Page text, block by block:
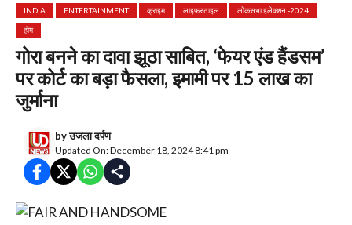
INDIA ENTERTAINMENT क्राइम लाइफस्टाइल लोकसभा इलेक्शन -2024
होम
गोरा बनने का दावा झूठा साबित, ‘फेयर एंड हैंडसम’
पर कोर्ट का बड़ा फैसला, इमामी पर 15 लाख का
जुर्माना
byउजला दर्पण
Updated On: December 18, 2024 8:41 pm